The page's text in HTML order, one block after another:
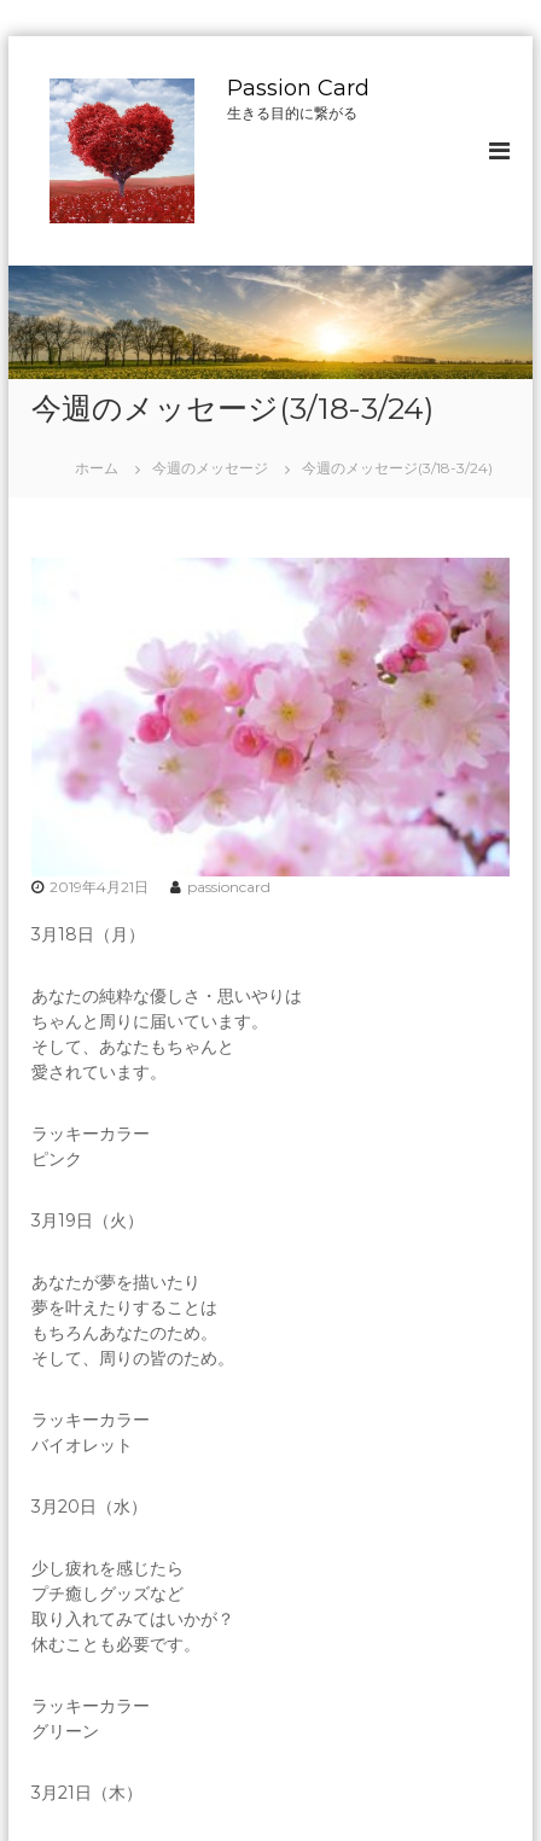
プ
Passion Card
生きる目的に繋がる
今週のメッセージ(3/18-3/24)
ホーム 今週のメッセージ 今週のメッセージ(3/18-3/24)
2019年4月21日 passioncard
3月18日（月）
あなたの純粋な優しさ・思いやりは
ちゃんと周りに届いています。
そして、あなたもちゃんと
愛されています。
ラッキーカラー
ピンク
3月19日（火）
あなたが夢を描いたり
夢を叶えたりすることは
もちろんあなたのため。
そして、周りの皆のため。
ラッキーカラー
バイオレット
3月20日（水）
少し疲れを感じたら
プチ癒しグッズなど
取り入れてみてはいかが？
休むことも必要です。
ラッキーカラー
グリーン
3月21日（木）